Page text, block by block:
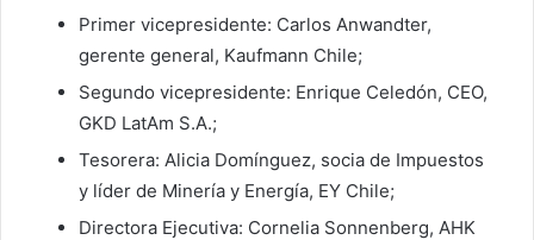
Primer vicepresidente: Carlos Anwandter,
gerente general, Kaufmann Chile;
Segundo vicepresidente: Enrique Celedón, CEO,
GKD LatAm S.A.;
Tesorera: Alicia Domínguez, socia de Impuestos
y líder de Minería y Energía, EY Chile;
Directora Ejecutiva: Cornelia Sonnenberg, AHK